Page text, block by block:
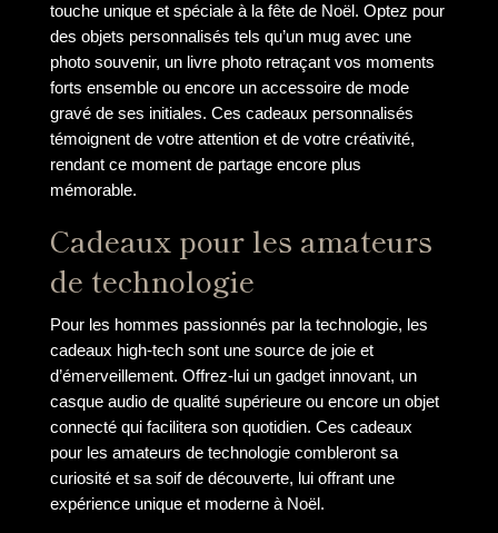
touche unique et spéciale à la fête de Noël. Optez pour
des objets personnalisés tels qu’un mug avec une
photo souvenir, un livre photo retraçant vos moments
forts ensemble ou encore un accessoire de mode
gravé de ses initiales. Ces cadeaux personnalisés
témoignent de votre attention et de votre créativité,
rendant ce moment de partage encore plus
mémorable.
Cadeaux pour les amateurs
de technologie
Pour les hommes passionnés par la technologie, les
cadeaux high-tech sont une source de joie et
d’émerveillement. Offrez-lui un gadget innovant, un
casque audio de qualité supérieure ou encore un objet
connecté qui facilitera son quotidien. Ces cadeaux
pour les amateurs de technologie combleront sa
curiosité et sa soif de découverte, lui offrant une
expérience unique et moderne à Noël.